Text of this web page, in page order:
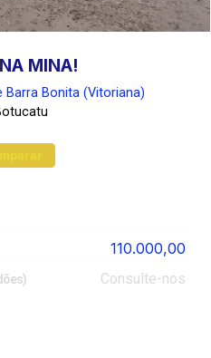
MINA!
Barra Bonita (Vitoriana)
110.000,00
Consulte-nos